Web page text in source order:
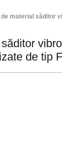
material săditor
de tip